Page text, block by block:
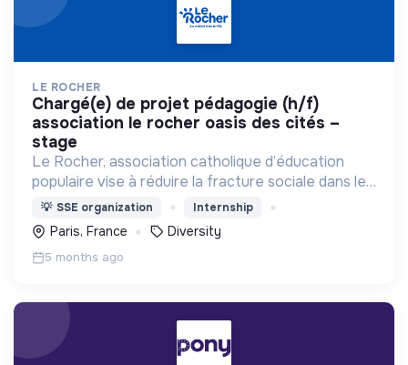
LE ROCHER
chargé(e) de projet pédagogie (h/f)
association le rocher oasis des cités –
stage
Le Rocher, association catholique d’éducation
populaire vise à réduire la fracture sociale dans les
quartiers en difficulté, notamment en venant vivre
au coeur du quartier et en créant des liens.
💡 SSE organization Internship
Paris, France Diversity
5 months ago